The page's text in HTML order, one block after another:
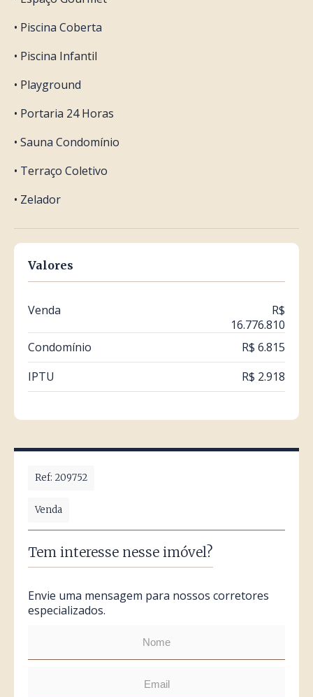
• Piscina Coberta
• Piscina Infantil
• Playground
• Portaria 24 Horas
• Sauna Condomínio
• Terraço Coletivo
• Zelador
Valores
Venda
R$
16.776.810
Condomínio
R$ 6.815
IPTU
R$ 2.918
Ref: 209752
Venda
Tem interesse nesse imóvel?
Envie uma mensagem para nossos corretores
especializados.